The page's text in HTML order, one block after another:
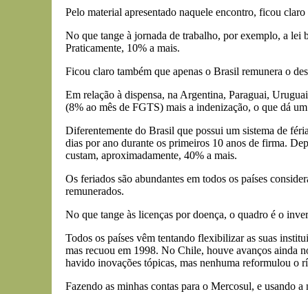
Pelo material apresentado naquele encontro, ficou
No que tange à jornada de trabalho, por exemplo, a lei
Praticamente, 10% a mais.
Ficou claro também que apenas o Brasil remunera o
Em relação à dispensa, na Argentina, Paraguai,
(8% ao mês de FGTS) mais a indenização, o que dá
Diferentemente do Brasil que possui um sistema de
dias por ano durante os primeiros 10 anos de firma.
custam, aproximadamente, 40% a mais.
Os feriados são abundantes em todos os países
remunerados.
No que tange às licenças por doença, o quadro é o
Todos os países vêm tentando flexibilizar as suas
mas recuou em 1998. No Chile, houve avanços ainda
havido inovações tópicas, mas nenhuma reformulou o
Fazendo as minhas contas para o Mercosul, e usando